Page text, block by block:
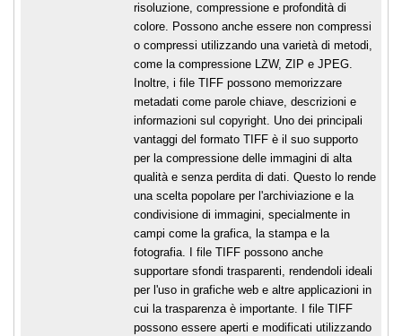
risoluzione, compressione e profondità di
colore. Possono anche essere non compressi
o compressi utilizzando una varietà di metodi,
come la compressione LZW, ZIP e JPEG.
Inoltre, i file TIFF possono memorizzare
metadati come parole chiave, descrizioni e
informazioni sul copyright. Uno dei principali
vantaggi del formato TIFF è il suo supporto
per la compressione delle immagini di alta
qualità e senza perdita di dati. Questo lo rende
una scelta popolare per l'archiviazione e la
condivisione di immagini, specialmente in
campi come la grafica, la stampa e la
fotografia. I file TIFF possono anche
supportare sfondi trasparenti, rendendoli ideali
per l'uso in grafiche web e altre applicazioni in
cui la trasparenza è importante. I file TIFF
possono essere aperti e modificati utilizzando